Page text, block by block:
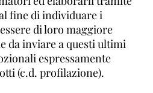
fine di individuare i
di loro maggiore
da inviare a questi ultimi
espressamente
(c.d. profilazione).